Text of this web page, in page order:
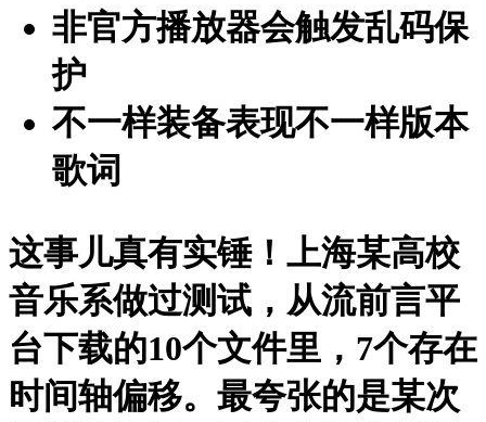
非官方播放器会触发乱码保
护
不一样装备表现不一样版本
歌词
这事儿真有实锤！上海某高校
音乐系做过测试，从流前言平
台下载的10个文件里，7个存在
时间轴偏移。最夸张的是某次